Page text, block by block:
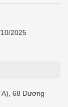
2025
68 Dương